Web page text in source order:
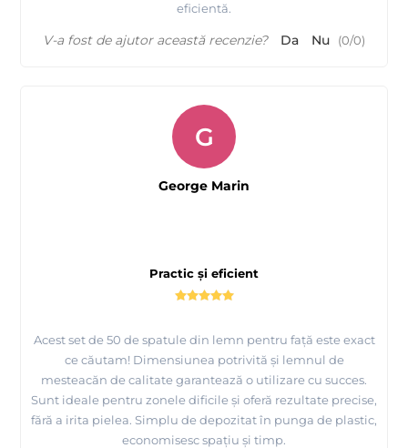
eficientă.
V-a fost de ajutor această recenzie? Da Nu (0/0)
Practic și eficient
Acest set de 50 de spatule din lemn pentru față este exact
ce căutam! Dimensiunea potrivită și lemnul de
mesteacăn de calitate garantează o utilizare cu succes.
Sunt ideale pentru zonele dificile și oferă rezultate precise,
fără a irita pielea. Simplu de depozitat în punga de plastic,
economisesc spațiu și timp.
G
George Marin